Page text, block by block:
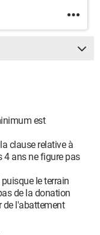
est
clause relative à
4 ans ne figure pas
le terrain
de la donation
de l'abattement